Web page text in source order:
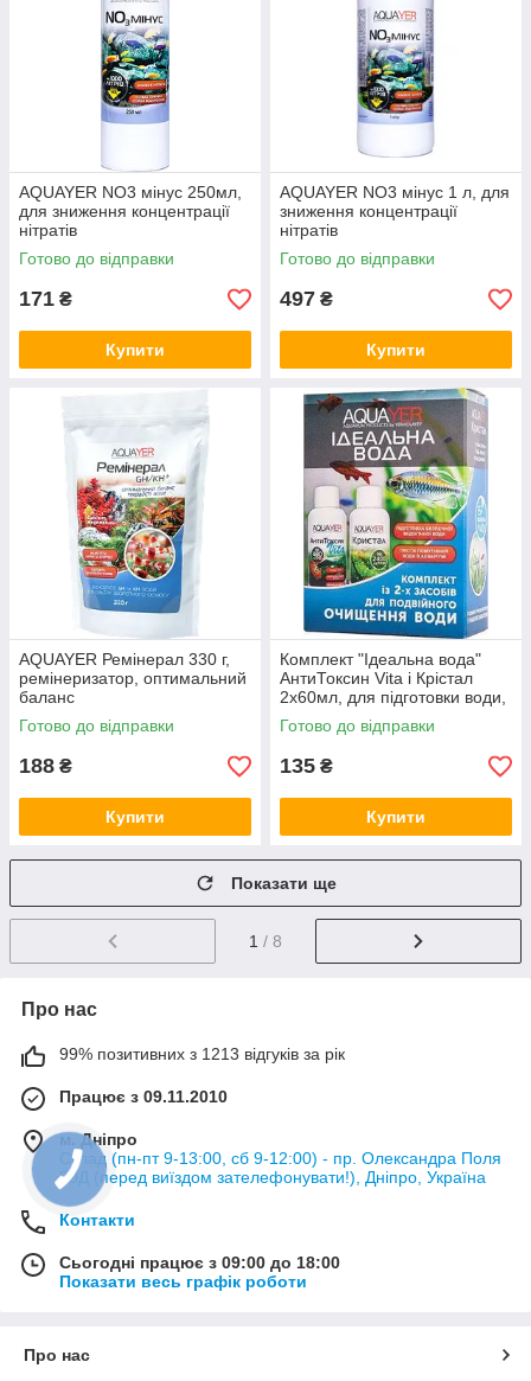
AQUAYER NO3 мінус 250мл,
для зниження концентрації
нітратів
Готово до відправки
171 ₴
Купити
AQUAYER NO3 мінус 1 л, для
зниження концентрації
нітратів
Готово до відправки
497 ₴
Купити
AQUAYER Ремінерал 330 г,
ремінеризатор, оптимальний
баланс
Готово до відправки
188 ₴
Купити
Комплект "Ідеальна вода"
АнтиТоксин Vita і Крістал
2х60мл, для підготовки води,
AQUAYER
Готово до відправки
135 ₴
Купити
Показати ще
1 / 8
Про нас
99% позитивних з 1213 відгуків за рік
Працює з 09.11.2010
м. Дніпро
Склад (пн-пт 9-13:00, сб 9-12:00) - пр. Олександра Поля
50Д (перед виїздом зателефонувати!), Дніпро, Україна
Контакти
Сьогодні працює з 09:00 до 18:00
Показати весь графік роботи
Про нас